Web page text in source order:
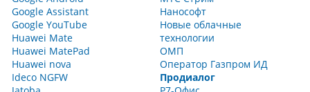
Google Assistant
Google YouTube
Huawei Mate
Huawei MatePad
Huawei nova
Ideco NGFW
Нанософт
Новые облачные
технологии
ОМП
Оператор Газпром ИД
Продиалог